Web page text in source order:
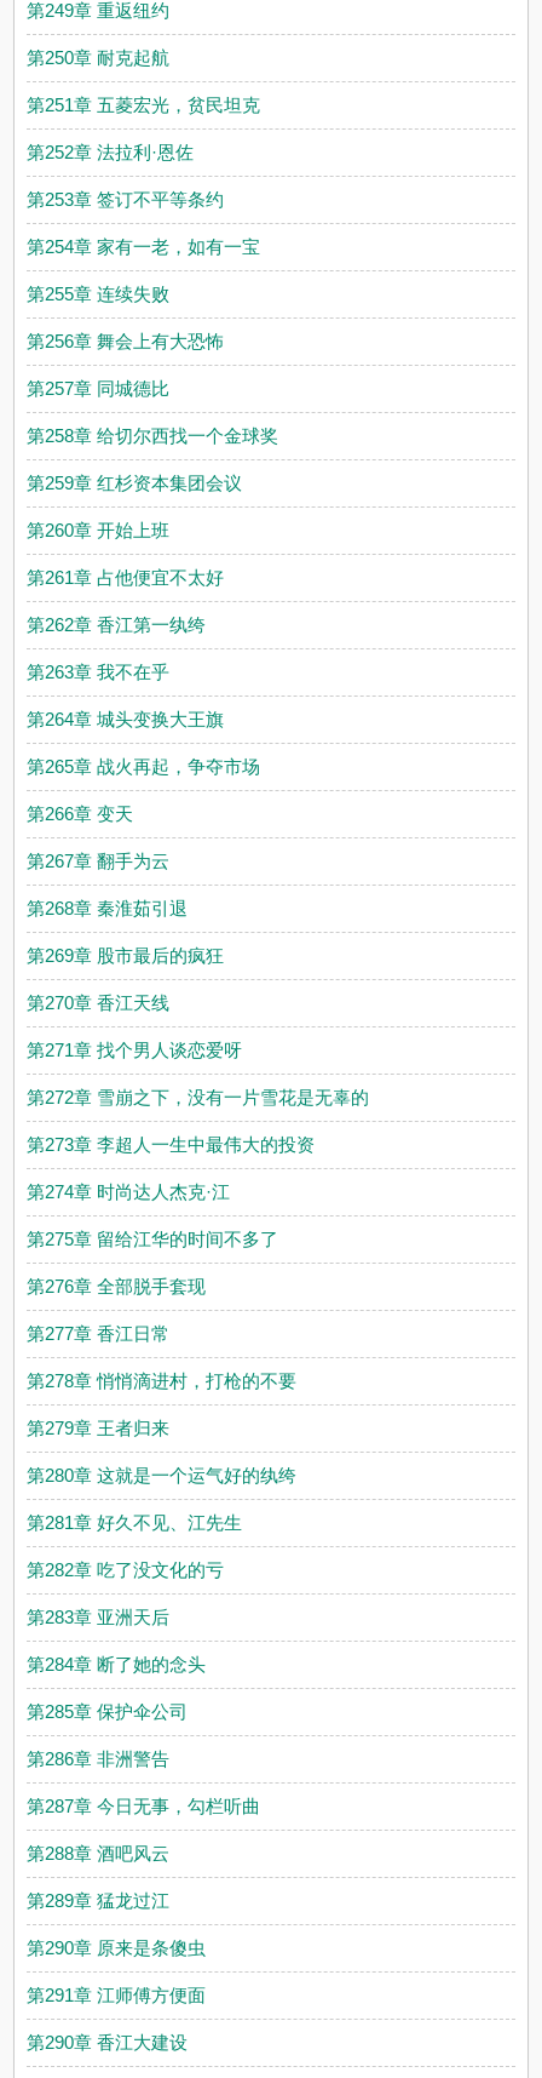
第249章 重返纽约
第250章 耐克起航
第251章 五菱宏光，贫民坦克
第252章 法拉利·恩佐
第253章 签订不平等条约
第254章 家有一老，如有一宝
第255章 连续失败
第256章 舞会上有大恐怖
第257章 同城德比
第258章 给切尔西找一个金球奖
第259章 红杉资本集团会议
第260章 开始上班
第261章 占他便宜不太好
第262章 香江第一纨绔
第263章 我不在乎
第264章 城头变换大王旗
第265章 战火再起，争夺市场
第266章 变天
第267章 翻手为云
第268章 秦淮茹引退
第269章 股市最后的疯狂
第270章 香江天线
第271章 找个男人谈恋爱呀
第272章 雪崩之下，没有一片雪花是无辜的
第273章 李超人一生中最伟大的投资
第274章 时尚达人杰克·江
第275章 留给江华的时间不多了
第276章 全部脱手套现
第277章 香江日常
第278章 悄悄滴进村，打枪的不要
第279章 王者归来
第280章 这就是一个运气好的纨绔
第281章 好久不见、江先生
第282章 吃了没文化的亏
第283章 亚洲天后
第284章 断了她的念头
第285章 保护伞公司
第286章 非洲警告
第287章 今日无事，勾栏听曲
第288章 酒吧风云
第289章 猛龙过江
第290章 原来是条傻虫
第291章 江师傅方便面
第290章 香江大建设